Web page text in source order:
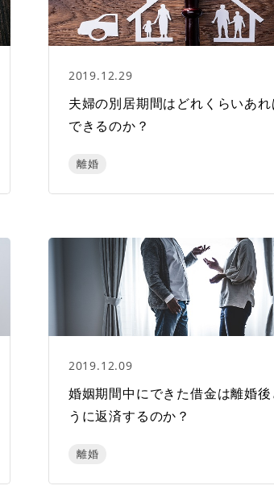
2019.12.29
夫婦の別居期間はどれくらいあ
できるのか？
離婚
2019.12.09
婚姻期間中にできた借金は離婚後
うに返済するのか？
離婚